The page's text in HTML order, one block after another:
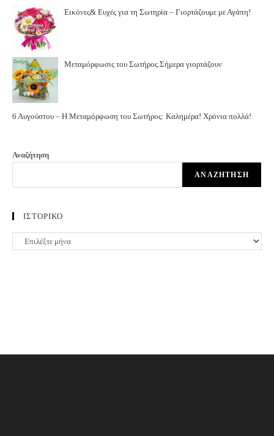
Εικόνες& Ευχές για τη Σωτηρία – Γιορτάζουμε με Αγάπη!
Μεταμόρφωσις του Σωτήρος.Σήμερα γιορτάζουν
6 Αυγούστου – Η Μεταμόρφωση του Σωτήρος: Καλημέρα! Χρόνια πολλά!
Αναζήτηση
ΑΝΑΖΉΤΗΣΗ
ΙΣΤΟΡΙΚΟ
ΙΣΤΟΡΙΚΟ